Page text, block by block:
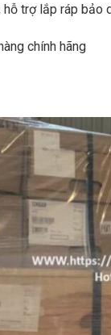
trợ lắp ráp bảo
chính hãng